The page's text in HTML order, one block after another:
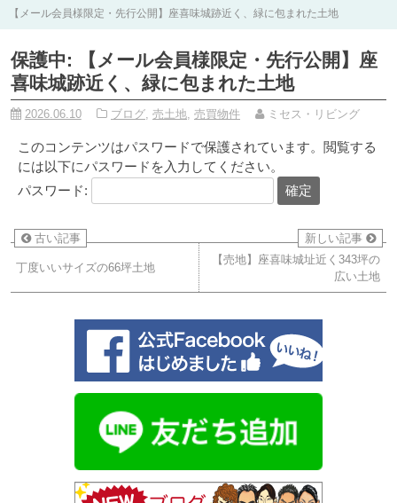
【メール会員様限定・先行公開】座喜味城跡近く、緑に包まれた土地
保護中: 【メール会員様限定・先行公開】座
喜味城跡近く、緑に包まれた土地
2026.06.10 ブログ, 売土地, 売買物件 ミセス・リビング
このコンテンツはパスワードで保護されています。閲覧する
には以下にパスワードを入力してください。
パスワード:
古い記事
丁度いいサイズの66坪土地
新しい記事
【売地】座喜味城址近く343坪の
広い土地